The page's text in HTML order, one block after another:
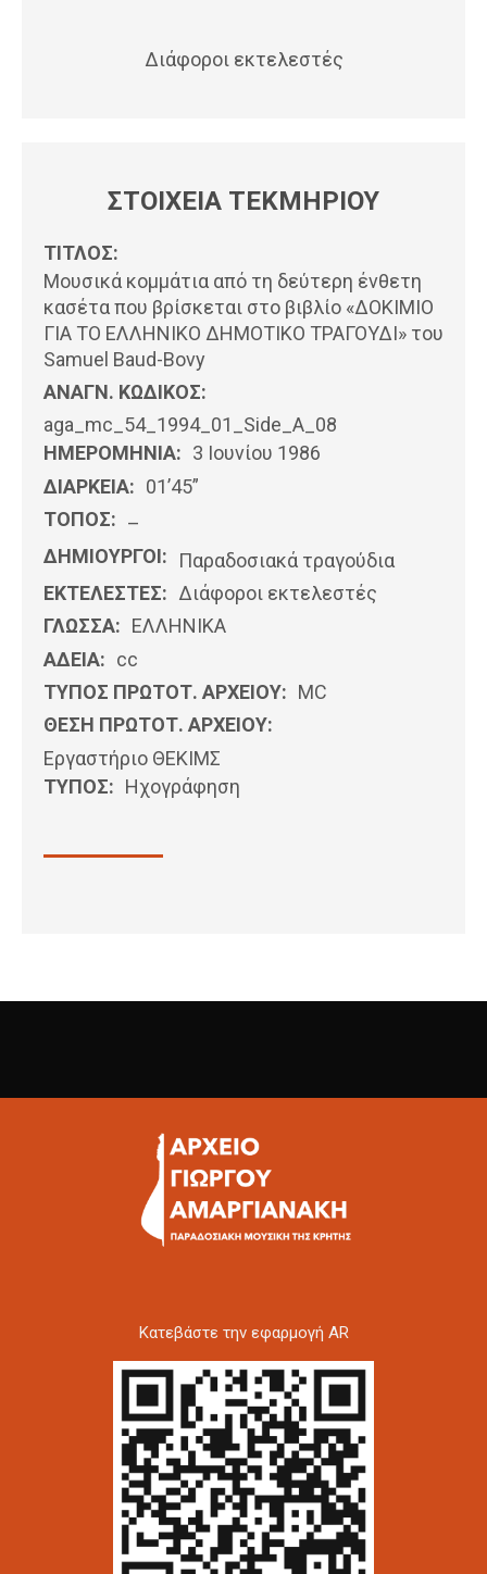
Διάφοροι εκτελεστές
ΣΤΟΙΧΕΙΑ ΤΕΚΜΗΡΙΟΥ
ΤΙΤΛΟΣ:
Μουσικά κομμάτια από τη δεύτερη ένθετη
κασέτα που βρίσκεται στο βιβλίο «ΔΟΚΙΜΙΟ
ΓΙΑ ΤΟ ΕΛΛΗΝΙΚΟ ΔΗΜΟΤΙΚΟ ΤΡΑΓΟΥΔΙ» του
Samuel Baud-Bovy
ΑΝΑΓΝ. ΚΩΔΙΚΟΣ:
aga_mc_54_1994_01_Side_A_08
ΗΜΕΡΟΜΗΝΊΑ: 3 Ιουνίου 1986
ΔΙΑΡΚΕΙΑ: 01’45”
ΤΟΠΟΣ: –
ΔΗΜΙΟΥΡΓΟΙ:
Παραδοσιακά τραγούδια
ΕΚΤΕΛΕΣΤΕΣ: Διάφοροι εκτελεστές
ΓΛΩΣΣΑ: ΕΛΛΗΝΙΚΆ
ΑΔΕΙΑ: cc
ΤΥΠΟΣ ΠΡΩΤΟΤ. ΑΡΧΕΙΟΥ: MC
ΘΕΣΗ ΠΡΩΤΟΤ. ΑΡΧΕΙΟΥ:
Εργαστήριο ΘΕΚΙΜΣ
ΤΥΠΟΣ: Ηχογράφηση
Kατεβάστε την εφαρμογή AR